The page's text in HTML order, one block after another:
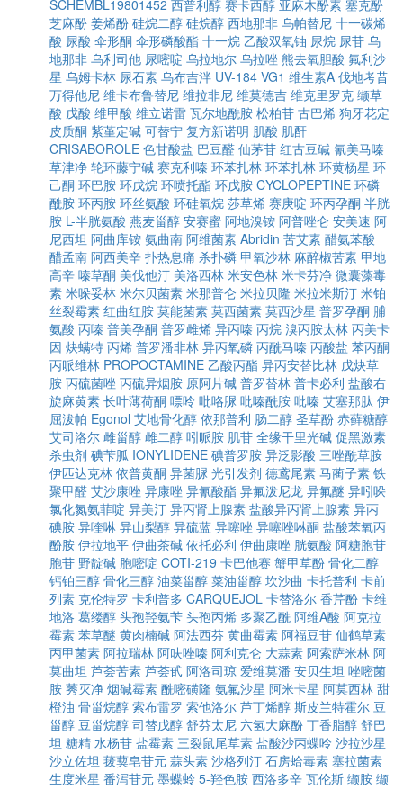
SCHEMBL19801452 西普利醇 赛卡西醇 亚麻木酚素 塞克酚
芝麻酚 姜烯酚 硅烷二醇 硅烷醇 西地那非 乌帕替尼 十一碳烯
酸 尿酸 伞形酮 伞形磷酸酯 十一烷 乙酸双氧铀 尿烷 尿苷 乌
地那非 乌利司他 尿嘧啶 乌拉地尔 乌拉唑 熊去氧胆酸 氟利沙
星 乌姆卡林 尿石素 乌布吉泮 UV-184 VG1 维生素A 伐地考昔
万得他尼 维卡布鲁替尼 维拉非尼 维莫德吉 维克里罗克 缬草
酸 戊酸 维甲酸 维立诺雷 瓦尔地酰胺 松柏苷 古巴烯 狗牙花定
皮质酮 紫堇定碱 可替宁 复方新诺明 肌酸 肌酐
CRISABOROLE 色甘酸盐 巴豆醛 仙茅苷 红古豆碱 氰美马嗪
草津净 轮环藤宁碱 赛克利嗪 环苯扎林 环苯扎林 环黄杨星 环
己酮 环巴胺 环戊烷 环喷托酯 环戊胺 CYCLOPEPTINE 环磷
酰胺 环丙胺 环丝氨酸 环硅氧烷 莎草烯 赛庚啶 环丙孕酮 半胱
胺 L-半胱氨酸 燕麦甾醇 安赛蜜 阿地溴铵 阿普唑仑 安美速 阿
尼西坦 阿曲库铵 氨曲南 阿维菌素 Abridin 苦艾素 醋氨苯酸
醋孟南 阿西美辛 扑热息痛 杀扑磷 甲氧沙林 麻醉椒苦素 甲地
高辛 嗪草酮 美伐他汀 美洛西林 米安色林 米卡芬净 微囊藻毒
素 米哚妥林 米尔贝菌素 米那普仑 米拉贝隆 米拉米斯汀 米铂
丝裂霉素 红曲红胺 莫能菌素 莫西菌素 莫西沙星 普罗孕酮 脯
氨酸 丙嗪 普美孕酮 普罗雌烯 异丙嗪 丙烷 溴丙胺太林 丙美卡
因 炔螨特 丙烯 普罗潘非林 异丙氧磷 丙酰马嗪 丙酸盐 苯丙酮
丙哌维林 PROPOCTAMINE 乙酸丙酯 异丙安替比林 戊炔草
胺 丙硫菌唑 丙硫异烟胺 原阿片碱 普罗替林 普卡必利 盐酸右
旋麻黄素 长叶薄荷酮 嘌呤 吡咯脲 吡嗪酰胺 吡嗪 艾塞那肽 伊
屈泼帕 Egonol 艾地骨化醇 依那普利 肠二醇 圣草酚 赤藓糖醇
艾司洛尔 雌甾醇 雌二醇 吲哌胺 肌苷 全缘干里光碱 促黑激素
杀虫剂 碘苄胍 IONYLIDENE 碘普罗胺 异泛影酸 三唑酰草胺
伊匹达克林 依普黄酮 异菌脲 光引发剂 德鸢尾素 马蔺子素 铁
聚甲醛 艾沙康唑 异康唑 异氰酸酯 异氟泼尼龙 异氟醚 异吲哚
氯化氮氨菲啶 异美汀 异丙肾上腺素 盐酸异丙肾上腺素 异丙
碘胺 异喹啉 异山梨醇 异硫蓝 异噻唑 异噻唑啉酮 盐酸苯氧丙
酚胺 伊拉地平 伊曲茶碱 依托必利 伊曲康唑 胱氨酸 阿糖胞苷
胞苷 野靛碱 胞嘧啶 COTI-219 卡巴他赛 蟹甲草酚 骨化二醇
钙铂三醇 骨化三醇 油菜甾醇 菜油甾醇 坎沙曲 卡托普利 卡前
列素 克伦特罗 卡利普多 CARQUEJOL 卡替洛尔 香芹酚 卡维
地洛 葛缕醇 头孢羟氨苄 头孢丙烯 多聚乙酰 阿维A酸 阿克拉
霉素 苯草醚 黄肉楠碱 阿法西芬 黄曲霉素 阿福豆苷 仙鹤草素
丙甲菌素 阿拉瑞林 阿呋唑嗪 阿利克仑 大蒜素 阿索萨米林 阿
莫曲坦 芦荟苦素 芦荟甙 阿洛司琼 爱维莫潘 安贝生坦 唑嘧菌
胺 莠灭净 烟碱霉素 酰嘧磺隆 氨氟沙星 阿米卡星 阿莫西林 甜
橙油 骨甾烷醇 索布雷罗 索他洛尔 芦丁烯醇 斯皮兰特霍尔 豆
甾醇 豆甾烷醇 司替戊醇 舒芬太尼 六氢大麻酚 丁香脂醇 舒巴
坦 糖精 水杨苷 盐霉素 三裂鼠尾草素 盐酸沙丙蝶呤 沙拉沙星
沙立佐坦 菝葜皂苷元 蒜头素 沙格列汀 石房蛤毒素 塞拉菌素
生度米星 番泻苷元 墨蝶蛉 5-羟色胺 西洛多辛 瓦伦斯 缬胺 缬